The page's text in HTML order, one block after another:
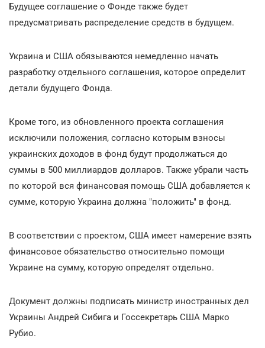
Будущее соглашение о Фонде также будет
предусматривать распределение средств в будущем.
Украина и США обязываются немедленно начать
разработку отдельного соглашения, которое определит
детали будущего Фонда.
Кроме того, из обновленного проекта соглашения
исключили положения, согласно которым взносы
украинских доходов в фонд будут продолжаться до
суммы в 500 миллиардов долларов. Также убрали часть
по которой вся финансовая помощь США добавляется к
сумме, которую Украина должна "положить" в фонд.
В соответствии с проектом, США имеет намерение взять
финансовое обязательство относительно помощи
Украине на сумму, которую определят отдельно.
Документ должны подписать министр иностранных дел
Украины Андрей Сибига и Госсекретарь США Марко
Рубио.